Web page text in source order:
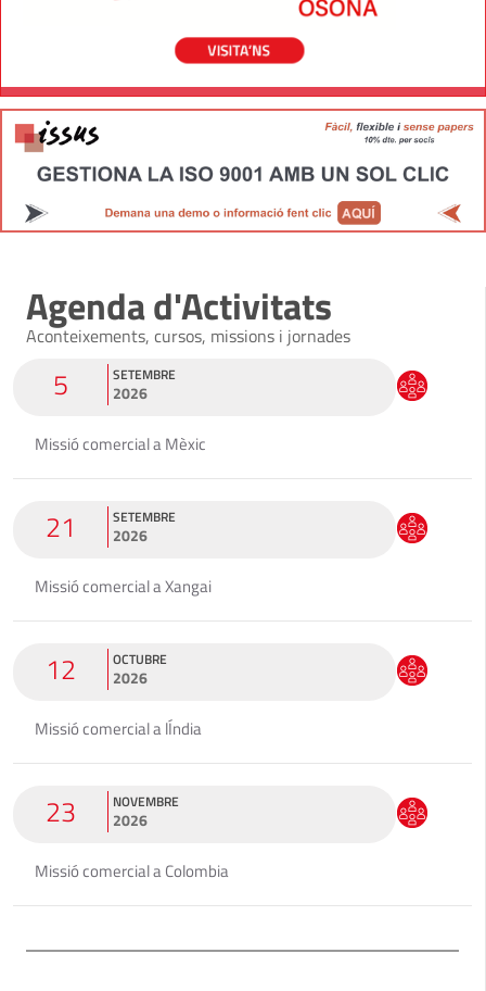
Agenda d'Activitats
Aconteixements, cursos, missions i jornades
5 SETEMBRE
2026
Missió comercial a Mèxic
21 SETEMBRE
2026
Missió comercial a Xangai
12 OCTUBRE
2026
Missió comercial a lÍndia
23 NOVEMBRE
2026
Missió comercial a Colombia